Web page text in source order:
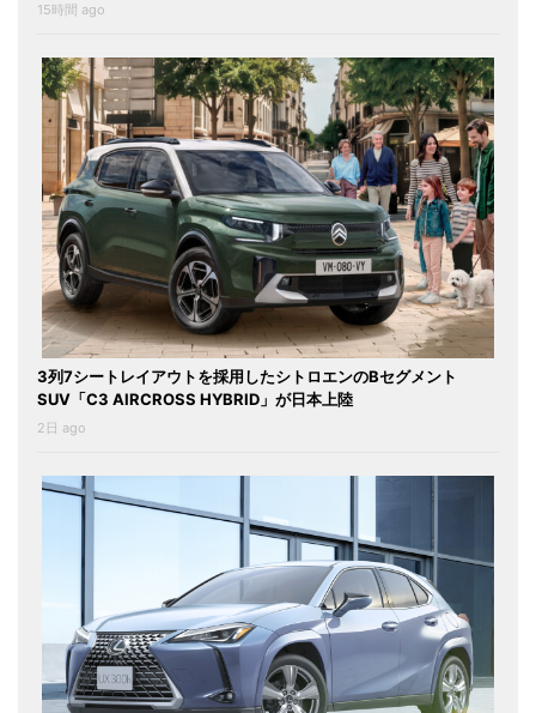
15時間 ago
3列7シートレイアウトを採用したシトロエンのBセグメント
SUV「C3 AIRCROSS HYBRID」が日本上陸
2日 ago